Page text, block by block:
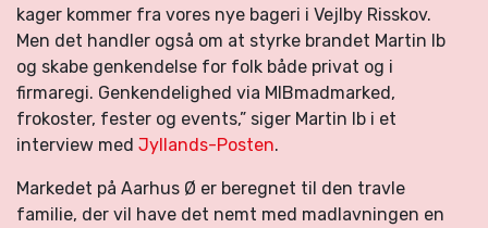
kager kommer fra vores nye bageri i Vejlby Risskov.
Men det handler også om at styrke brandet Martin Ib
og skabe genkendelse for folk både privat og i
firmaregi. Genkendelighed via MIBmadmarked,
frokoster, fester og events,” siger Martin Ib i et
interview med Jyllands-Posten.
Markedet på Aarhus Ø er beregnet til den travle
familie, der vil have det nemt med madlavningen en